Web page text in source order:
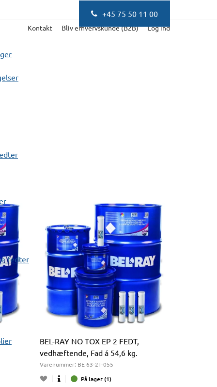
+45 75 50 11 00
Kontakt Bliv erhvervskunde (B2B) Log ind
fedter
BEL-RAY NO TOX EP 2 FEDT,
vedhæftende, Fad á 54,6 kg.
Varenummer: BE 63-2T-055
På lager (1)